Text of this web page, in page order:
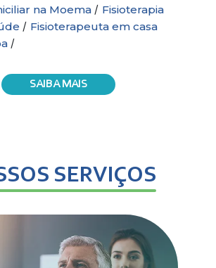
na Moema / Fisioterapia
/ Fisioterapeuta em casa
/
SAIBA MAIS
SERVIÇOS